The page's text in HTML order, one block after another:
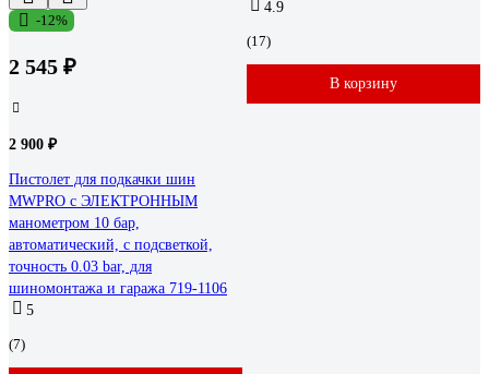
-12%
2 545 ₽
2 900 ₽
Пистолет для подкачки шин
MWPRO с ЭЛЕКТРОННЫМ
манометром 10 бар,
автоматический, с подсветкой,
точность 0.03 bar, для
шиномонтажа и гаража 719-1106
5
(7)
4.9
(17)
В корзину